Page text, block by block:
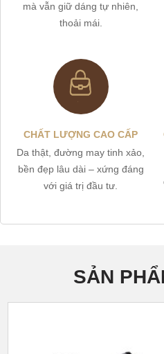
mà vẫn giữ dáng tự nhiên,
thoải mái.
CHẤT LƯỢNG CAO CẤP
Da thật, đường may tinh xảo,
bền đẹp lâu dài – xứng đáng
với giá trị đầu tư.
SẢN